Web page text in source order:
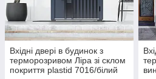
Вхідні двері в будинок з
терморозривом Ліра зі склом
покриття plastid 7016/білий